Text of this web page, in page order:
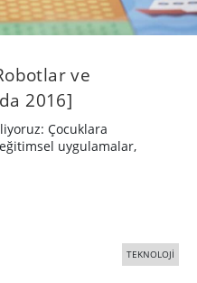
ve
2016]
Çocuklara
uygulamalar,
TEKNOLOJİ